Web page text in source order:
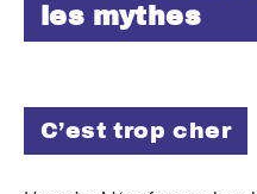
les mythes
C’est trop cher